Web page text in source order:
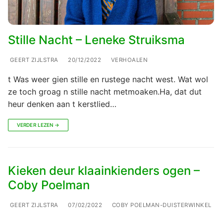
Stille Nacht – Leneke Struiksma
GEERT ZIJLSTRA 20/12/2022 VERHOALEN
t Was weer gien stille en rustege nacht west. Wat wol
ze toch groag n stille nacht metmoaken.Ha, dat dut
heur denken aan t kerstlied…
VERDER LEZEN →
Kieken deur klaainkienders ogen –
Coby Poelman
GEERT ZIJLSTRA 07/02/2022 COBY POELMAN-DUISTERWINKEL